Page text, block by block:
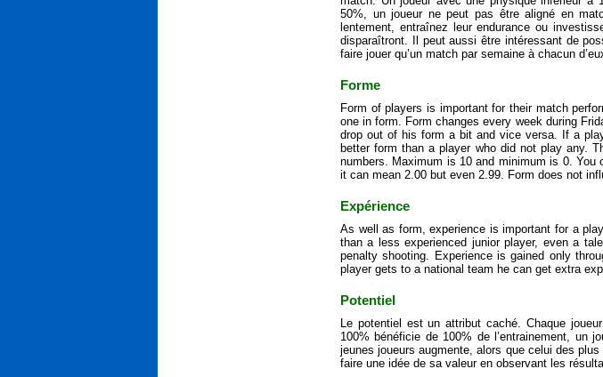
50%, un joueur ne peut pas être aligné en
lentement, entraînez leur endurance ou
disparaîtront. Il peut aussi être intéressant de
faire jouer qu’un match par semaine à chacun
Forme
Form of players is important for their match
one in form. Form changes every week during
drop out of his form a bit and vice versa. If a
better form than a player who did not play any.
numbers. Maximum is 10 and minimum is 0.
it can mean 2.00 but even 2.99. Form does not
Expérience
As well as form, experience is important for a
than a less experienced junior player, even a
penalty shooting. Experience is gained only
player gets to a national team he can get extra
Potentiel
Le potentiel est un attribut caché. Chaque
100% bénéficie de 100% de l’entrainement, un
jeunes joueurs augmente, alors que celui des
faire une idée de sa valeur en observant les